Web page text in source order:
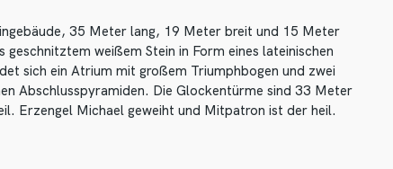
35 Meter lang, 19 Meter breit und 15 Meter
geschnitztem weißem Stein in Form eines lateinischen
sich ein Atrium mit großem Triumphbogen und zwei
Abschlusspyramiden. Die Glockentürme sind 33 Meter
Erzengel Michael geweiht und Mitpatron ist der heil.